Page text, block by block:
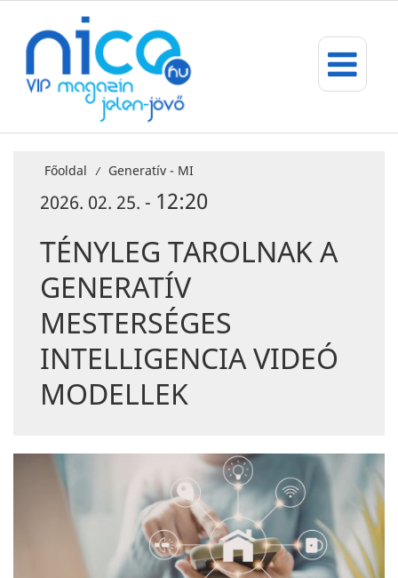
Főoldal / Generatív - MI
2026. 02. 25. - 12:20
TÉNYLEG TAROLNAK A
GENERATÍV
MESTERSÉGES
INTELLIGENCIA VIDEÓ
MODELLEK